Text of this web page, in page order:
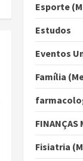
Esporte
Estudos
Eventos
Família
FINANÇAS
Fisiatria